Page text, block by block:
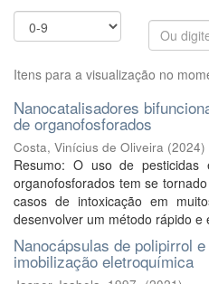
Itens para a visualização no
Nanocatalisadores
de organofosforados
Costa, Vinícius de Oliveira (2024)
Resumo: O uso de
organofosforados tem se
casos de intoxicação em
desenvolver um método rápido e
Nanocápsulas de polipirrol
imobilização eletroquímica